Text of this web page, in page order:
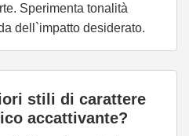
Sperimenta tonalità
dell`impatto desiderato.
stili di carattere
accattivante?